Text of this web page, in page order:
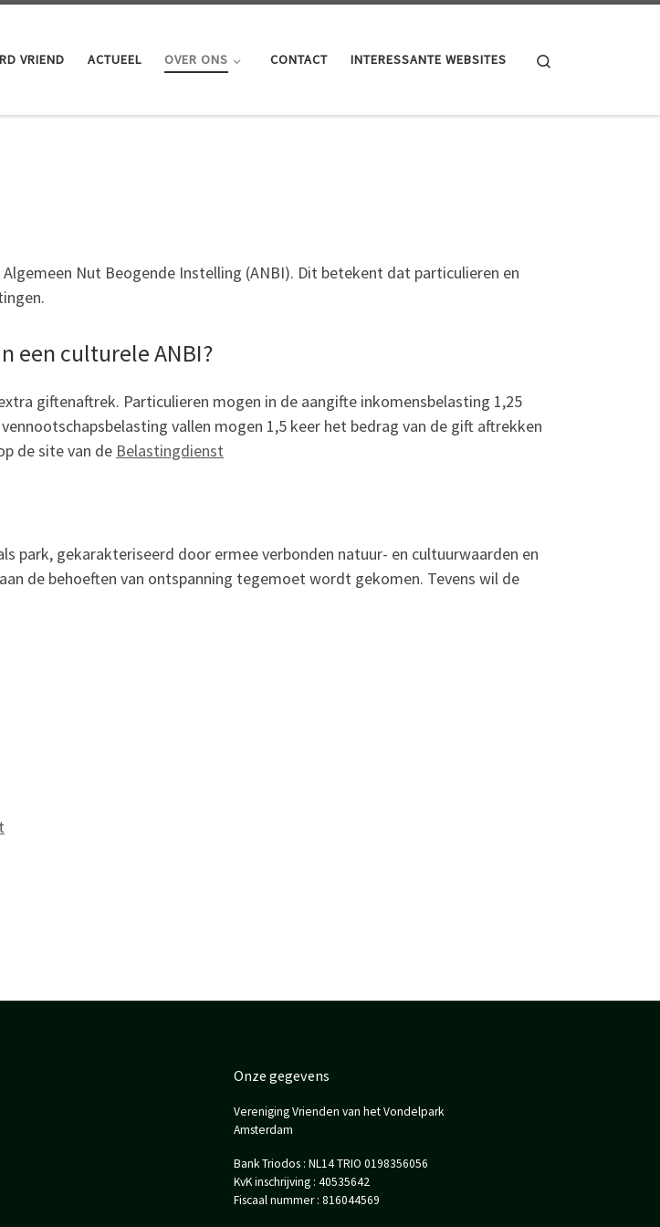
VRIEND ACTUEEL OVER ONS CONTACT INTERESSANTE WEBSITES
Nut Beogende Instelling (ANBI). Dit betekent dat particulieren en
een culturele ANBI?
giftenaftrek. Particulieren mogen in de aangifte inkomensbelasting 1,25
vallen mogen 1,5 keer het bedrag van de gift aftrekken
de site van de Belastingdienst
park, gekarakteriseerd door ermee verbonden natuur- en cultuurwaarden en
de behoeften van ontspanning tegemoet wordt gekomen. Tevens wil de
Onze gegevens
Vereniging Vrienden van het Vondelpark
Amsterdam
Bank Triodos : NL14 TRIO 0198356056
KvK inschrijving : 40535642
Fiscaal nummer : 816044569